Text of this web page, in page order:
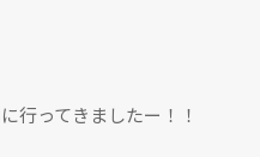
行ってきましたー！！